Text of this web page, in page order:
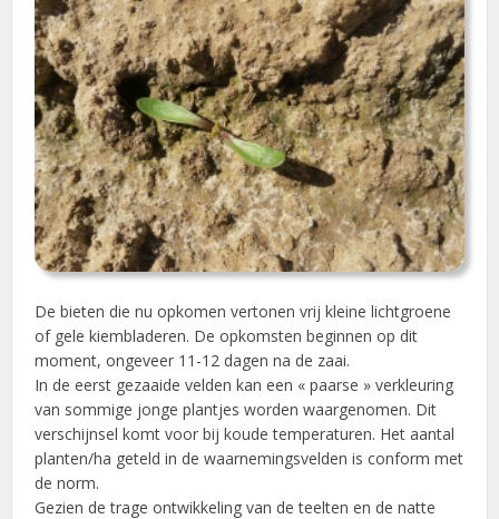
De bieten die nu opkomen vertonen vrij kleine lichtgroene
of gele kiembladeren. De opkomsten beginnen op dit
moment, ongeveer 11-12 dagen na de zaai.
In de eerst gezaaide velden kan een « paarse » verkleuring
van sommige jonge plantjes worden waargenomen. Dit
verschijnsel komt voor bij koude temperaturen. Het aantal
planten/ha geteld in de waarnemingsvelden is conform met
de norm.
Gezien de trage ontwikkeling van de teelten en de natte